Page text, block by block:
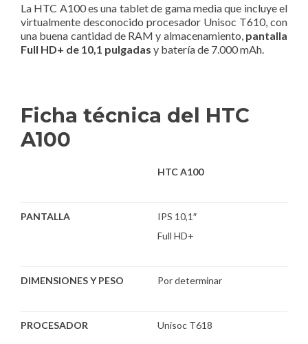
La HTC A100 es una tablet de gama media que incluye el
virtualmente desconocido procesador Unisoc T610, con
una buena cantidad de RAM y almacenamiento, pantalla
Full HD+ de 10,1 pulgadas y batería de 7.000 mAh.
Ficha técnica del HTC
A100
HTC A100
PANTALLA
IPS 10,1″
Full HD+
DIMENSIONES Y PESO Por determinar
PROCESADOR Unisoc T618